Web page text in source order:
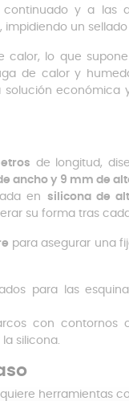
continuado y a las
un
calor, lo que
de calor y
económica
de longitud,
ancho y 9 mm de
en silicona de
su forma tras
para asegurar una
para las
con contornos
silicona.
herramientas